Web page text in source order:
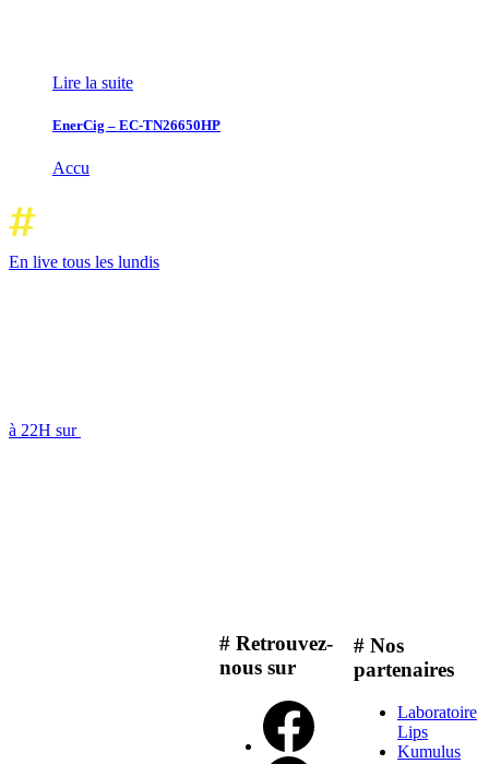
Lire la suite
EnerCig – EC-TN26650HP
Accu
En live tous les lundis
à 22H sur
# Retrouvez-
nous sur
# Nos
partenaires
Laboratoire
Lips
Kumulus